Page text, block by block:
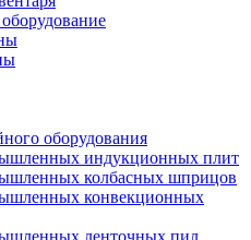
оборудования
индукционных плит
колбасных шприцов
конвекционных
ленточных пил